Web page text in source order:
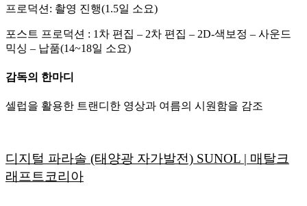
프로덕션: 촬영 진행(1.5일 소요)
포스트 프로덕션 : 1차 편집 – 2차 편집 – 2D-색보정 – 사운드
믹싱 – 납품(14~18일 소요)
감독의 한마디
셀럽을 활용한 트랜디한 영상과 여름의 시원함을 감조
디지털 파라솔 (태양광 자가발전) SUNOL | 매탈크
래프트코리아